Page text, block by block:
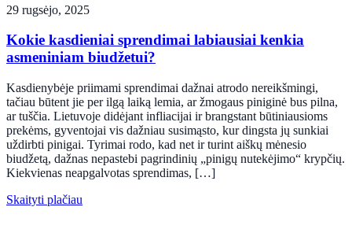
29 rugsėjo, 2025
Kokie kasdieniai sprendimai labiausiai kenkia
asmeniniam biudžetui?
Kasdienybėje priimami sprendimai dažnai atrodo nereikšmingi,
tačiau būtent jie per ilgą laiką lemia, ar žmogaus piniginė bus pilna,
ar tuščia. Lietuvoje didėjant infliacijai ir brangstant būtiniausioms
prekėms, gyventojai vis dažniau susimąsto, kur dingsta jų sunkiai
uždirbti pinigai. Tyrimai rodo, kad net ir turint aiškų mėnesio
biudžetą, dažnas nepastebi pagrindinių „pinigų nutekėjimo“ krypčių.
Kiekvienas neapgalvotas sprendimas, […]
Skaityti plačiau